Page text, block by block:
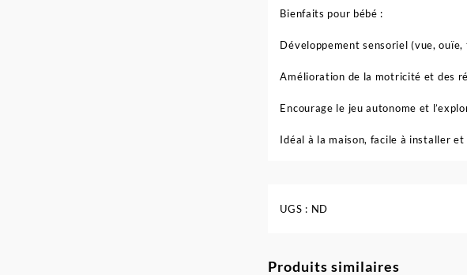
Bienfaits pour bébé :
Développement sensoriel (vue, ouïe,
Amélioration de la motricité et des
Encourage le jeu autonome et
Idéal à la maison, facile à installer et
UGS : ND
Produits similaires